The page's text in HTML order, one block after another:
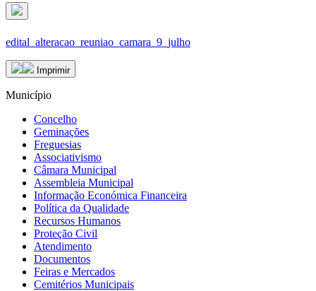
edital_alteracao_reuniao_camara_9_julho
Imprimir
Município
Concelho
Geminações
Freguesias
Associativismo
Câmara Municipal
Assembleia Municipal
Informação Económica Financeira
Política da Qualidade
Recursos Humanos
Proteção Civil
Atendimento
Documentos
Feiras e Mercados
Cemitérios Municipais